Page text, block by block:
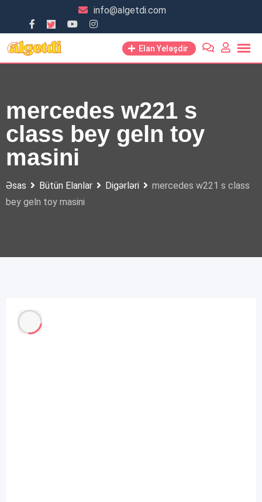
content
info@algetdi.com
Elan Yeləşdir
mercedes w221 s
class bey geln toy
masini
Əsas Bütün Elanlar Digərləri
mercedes w221 s class
bey geln toy masini